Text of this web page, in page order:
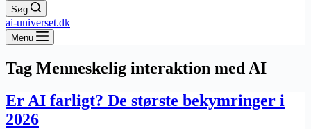
Søg
ai-universet.dk
Menu
Tag Menneskelig interaktion med AI
Er AI farligt? De største bekymringer i
2026